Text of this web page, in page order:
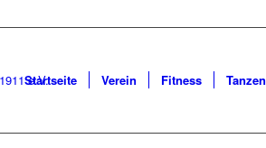
Startseite Verein Fitness Tanzen